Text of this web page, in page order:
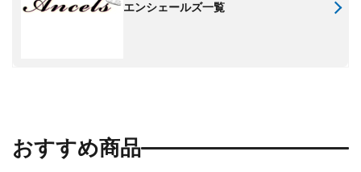
エンシェールズ一覧
おすすめ商品